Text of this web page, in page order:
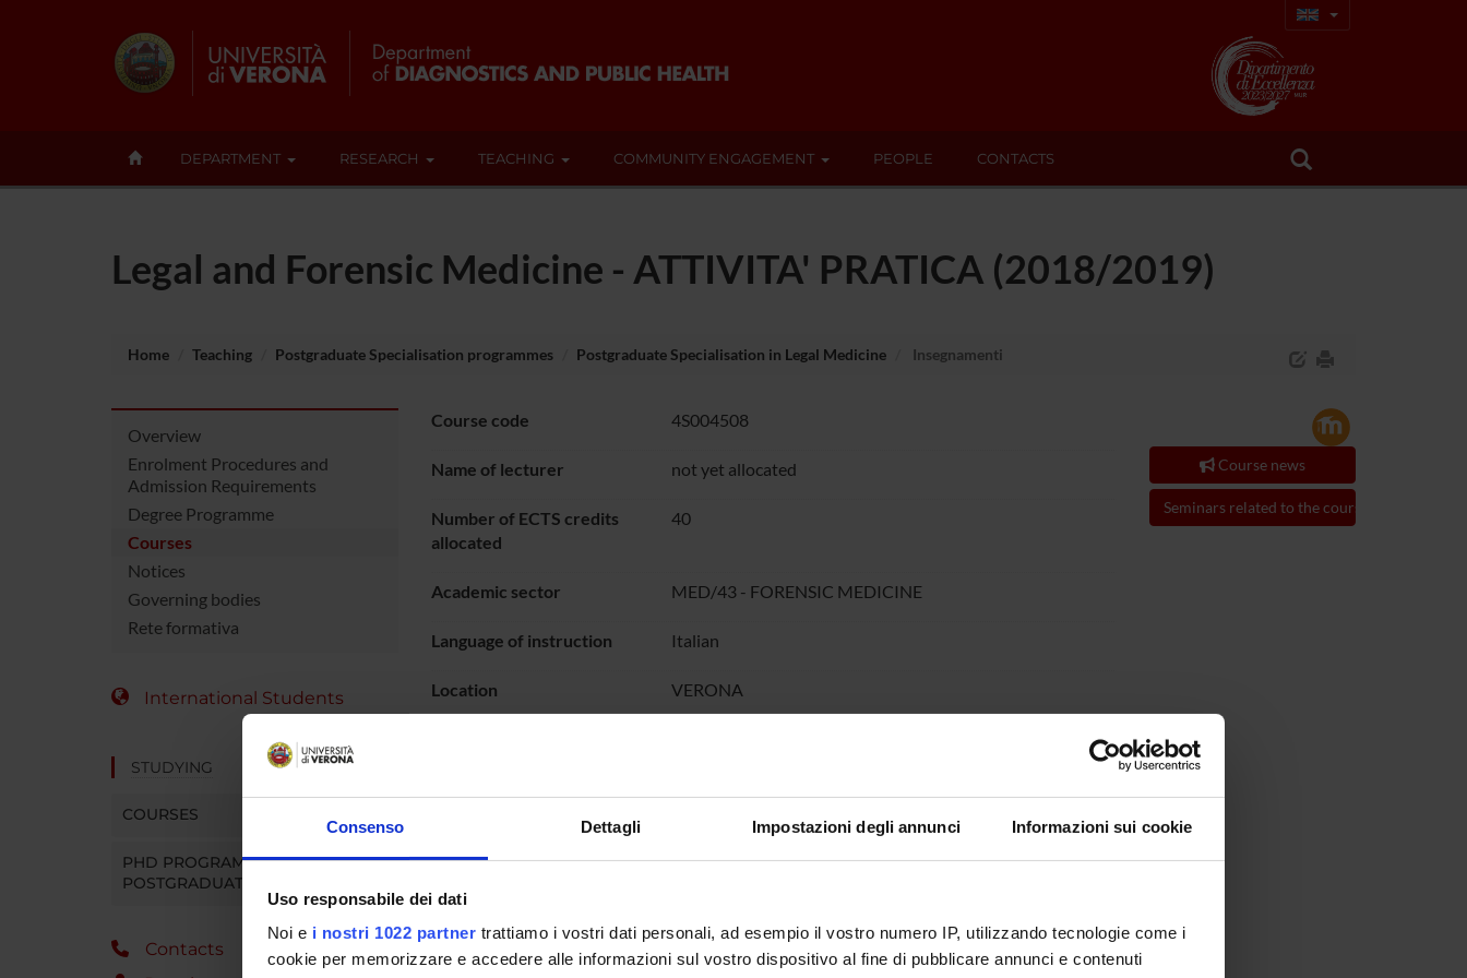
Consenso Dettagli Impostazioni degli annunci Informazioni sui cookie
Uso responsabile dei dati
Noi e i nostri 1022 partner trattiamo i vostri dati personali, ad esempio il vostro numero IP, utilizzando tecnologie come i
cookie per memorizzare e accedere alle informazioni sul vostro dispositivo al fine di pubblicare annunci e contenuti
DEPARTMENT RESEARCH TEACHING COMMUNITY ENGAGEMENT PEOPLE CONTACTS
Legal and Forensic Medicine - ATTIVITA' PRATICA (2018/2019)
Home Teaching Postgraduate Specialisation programmes Postgraduate Specialisation in Legal Medicine Insegnamenti
Overview
Enrolment Procedures and
Admission Requirements
Degree Programme
Courses
Notices
Governing bodies
Rete formativa
International Students
STUDYING
COURSES
PHD PROGRAMMES AND
POSTGRADUATE TRAINING
Contacts
Course code 4S004508
Name of lecturer not yet allocated
Number of ECTS credits
allocated
40
Academic sector MED/43 - FORENSIC MEDICINE
Language of instruction Italian
Location VERONA
Course news
Seminars related to the course
To show the organization of the course that includes this module, follow this link Course organization